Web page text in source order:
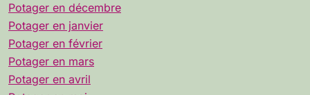
Potager en décembre
Potager en janvier
Potager en février
Potager en mars
Potager en avril